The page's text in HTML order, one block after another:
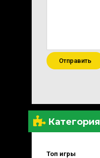
Категория
Топ игры
Отправить